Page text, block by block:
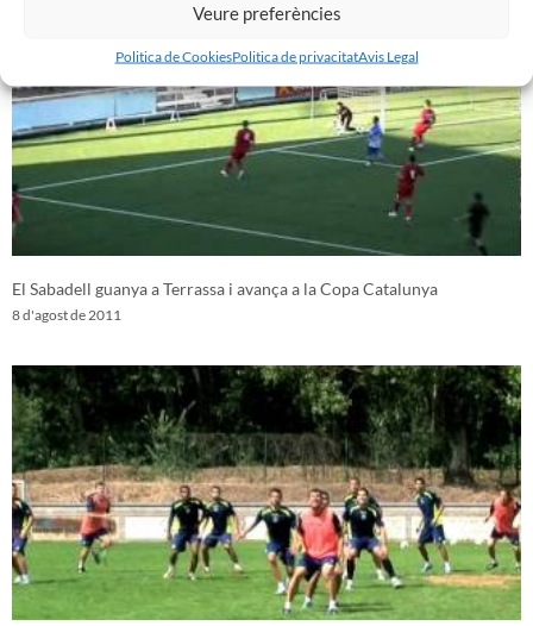
Veure preferències
Politica de CookiesPolitica de privacitatAvis Legal
El Sabadell guanya a Terrassa i avança a la Copa Catalunya
8 d'agost de 2011